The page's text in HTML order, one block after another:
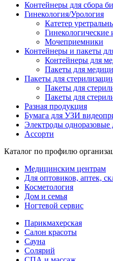
Контейнеры для сбора
Гинекология/Урология
Катетер
Гинекологические
Мочеприемники
Контейнеры и пакеты
Контейнеры для
Пакеты для
Пакеты для
Пакеты для
Пакеты для
Разная продукция
Бумага для УЗИ
Электроды
Ассорти
Каталог по профилю
Медицинским центрам
Для оптовиков, аптек,
Косметология
Дом и семья
Ногтевой сервис
Парикмахерская
Салон красоты
Сауна
Солярий